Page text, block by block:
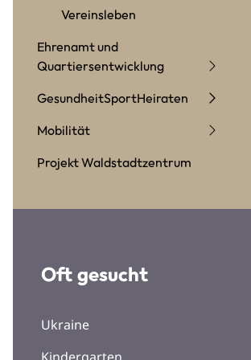
Vereinsleben
Ehrenamt und
Quartiersentwicklung
GesundheitSportHeiraten
Mobilität
Projekt Waldstadtzentrum
Oft gesucht
Ukraine